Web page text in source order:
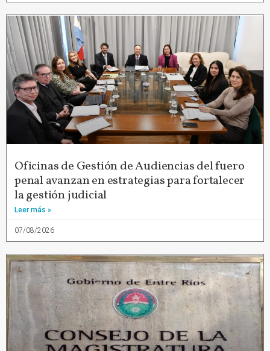
Oficinas de Gestión de Audiencias del fuero
penal avanzan en estrategias para fortalecer
la gestión judicial
Leer más »
07/08/2026